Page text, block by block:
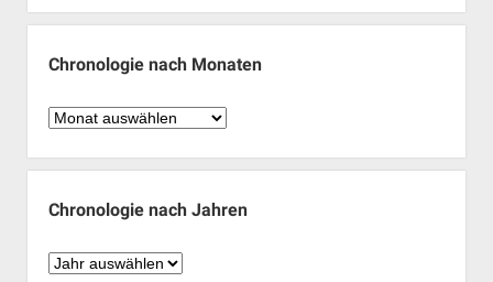
Chronologie nach Monaten
Chronologie
Monaten
Chronologie nach Jahren
Chronologie